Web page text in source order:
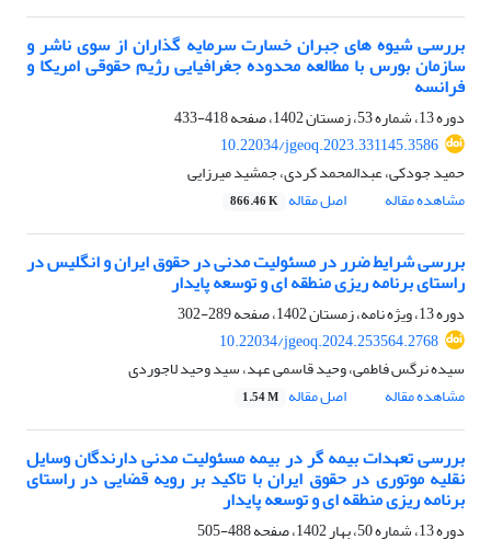
بررسی شیوه های جبران خسارت سرمایه گذاران از سوی ناشر و
سازمان بورس با مطالعه محدوده جغرافیایی رژیم حقوقی امریکا و
فرانسه
دوره 13، شماره 53، زمستان 1402، صفحه
418-433
10.22034/jgeoq.2023.331145.3586
حمید جودکی، عبدالمحمد کردی، جمشید میرزایی
مشاهده مقاله
اصل مقاله 866.46 K
بررسی شرایط ضرر در مسئولیت مدنی در حقوق ایران و انگلیس در
راستای برنامه ریزی منطقه ای و توسعه پایدار
دوره 13، ویژه نامه، زمستان 1402، صفحه
289-302
10.22034/jgeoq.2024.253564.2768
سیده نرگس فاطمی، وحید قاسمی عهد، سید وحید لاجوردی
مشاهده مقاله
اصل مقاله 1.54 M
بررسی تعهدات بیمه گر در بیمه مسئولیت مدنی دارندگان وسایل
نقلیه موتوری در حقوق ایران با تاکید بر رویه قضایی در راستای
برنامه ریزی منطقه ای و توسعه پایدار
دوره 13، شماره 50، بهار 1402، صفحه
488-505